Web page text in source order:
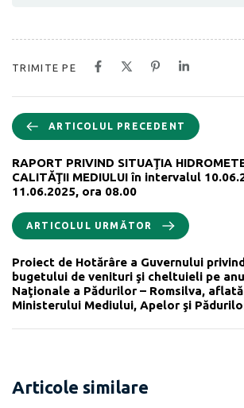
TRIMITE PE
ARTICOLUL PRECEDENT
RAPORT PRIVIND SITUAŢIA
CALITĂŢII MEDIULUI în intervalul
11.06.2025, ora 08.00
ARTICOLUL URMĂTOR
Proiect de Hotărâre a Guvernului
bugetului de venituri şi cheltuieli pe
Naţionale a Pădurilor – Romsilva,
Ministerului Mediului, Apelor şi
Articole similare